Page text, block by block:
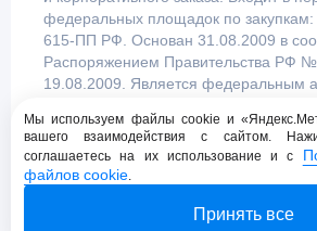
федеральных площадок по
615-ПП РФ. Основан 31.08.2009 в
Распоряжением Правительства РФ
19.08.2009. Является федеральным
Правительством Российской
Политика конфиденциальности
Мы используем файлы cookie и
вашего взаимодействия с сайтом.
соглашаетесь на их использование и с
файлов cookie.
Принять все